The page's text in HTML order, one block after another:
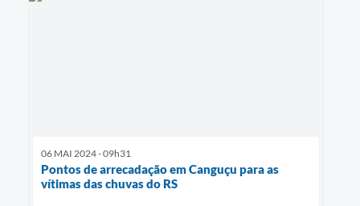
06 MAI 2024 - 09h31
Pontos de arrecadação em Canguçu para as
vítimas das chuvas do RS